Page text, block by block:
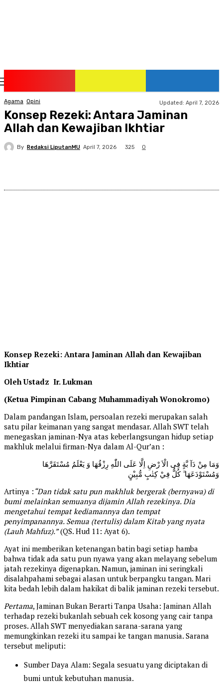
Agama Opini Updated: April 7, 2026
Konsep Rezeki: Antara Jaminan
Allah dan Kewajiban Ikhtiar
By Redaksi LiputanMU April 7, 2026 325 0
Konsep Rezeki: Antara Jaminan Allah dan Kewajiban
Ikhtiar
Oleh Ustadz Ir. Lukman
(Ketua Pimpinan Cabang Muhammadiyah Wonokromo)
Dalam pandangan Islam, persoalan rezeki merupakan salah
satu pilar keimanan yang sangat mendasar. Allah SWT telah
menegaskan jaminan-Nya atas keberlangsungan hidup setiap
makhluk melalui firman-Nya dalam Al-Qur’an :
وَمَا مِنْ دَآ بَّةٍ فِى الْاَ رْضِ اِلَّا عَلَى اللّٰهِ رِزْقُهَا وَ يَعْلَمُ مُسْتَقَرَّهَا
وَمُسْتَوْدَعَهَا ۗ كُلٌّ فِيْ كِتٰبٍ مُّبِيْنٍ
Artinya : “Dan tidak satu pun makhluk bergerak (bernyawa) di
bumi melainkan semuanya dijamin Allah rezekinya. Dia
mengetahui tempat kediamannya dan tempat
penyimpanannya. Semua (tertulis) dalam Kitab yang nyata
(Lauh Mahfuz).”(QS. Hud 11: Ayat 6).
Ayat ini memberikan ketenangan batin bagi setiap hamba
bahwa tidak ada satu pun nyawa yang akan melayang sebelum
jatah rezekinya digenapkan. Namun, jaminan ini seringkali
disalahpahami sebagai alasan untuk berpangku tangan. Mari
kita bedah lebih dalam hakikat di balik jaminan rezeki tersebut.
Pertama, Jaminan Bukan Berarti Tanpa Usaha: Jaminan Allah
terhadap rezeki bukanlah sebuah cek kosong yang cair tanpa
proses. Allah SWT menyediakan sarana-sarana yang
memungkinkan rezeki itu sampai ke tangan manusia. Sarana
tersebut meliputi:
Sumber Daya Alam: Segala sesuatu yang diciptakan di
bumi untuk kebutuhan manusia.